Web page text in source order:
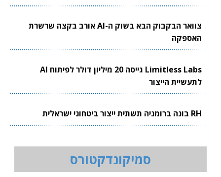
צוואר הבקבוק הבא בשוק ה-AI אורב בקצה שרשרת
האספקה
Limitless Labs גייסה 20 מיליון דולר לפיתוח AI
לתעשיית הייצור
RH בונה ברומניה תשתית ייצור ביטחוני ישראלית
סמיקונדקטורס